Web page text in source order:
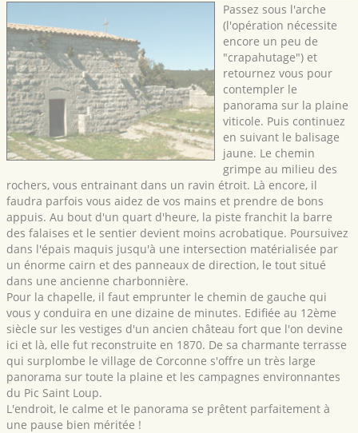
Passez sous l'arche
(l'opération nécessite
encore un peu de
"crapahutage") et
retournez vous pour
contempler le
panorama sur la plaine
viticole. Puis continuez
en suivant le balisage
jaune. Le chemin
grimpe au milieu des
rochers, vous entrainant dans un ravin étroit. Là encore, il
faudra parfois vous aidez de vos mains et prendre de bons
appuis. Au bout d'un quart d'heure, la piste franchit la barre
des falaises et le sentier devient moins acrobatique. Poursuivez
dans l'épais maquis jusqu'à une intersection matérialisée par
un énorme cairn et des panneaux de direction, le tout situé
dans une ancienne charbonnière.
Pour la chapelle, il faut emprunter le chemin de gauche qui
vous y conduira en une dizaine de minutes. Edifiée au 12ème
siècle sur les vestiges d'un ancien château fort que l'on devine
ici et là, elle fut reconstruite en 1870. De sa charmante terrasse
qui surplombe le village de Corconne s'offre un très large
panorama sur toute la plaine et les campagnes environnantes
du Pic Saint Loup.
L'endroit, le calme et le panorama se prêtent parfaitement à
une pause bien méritée !